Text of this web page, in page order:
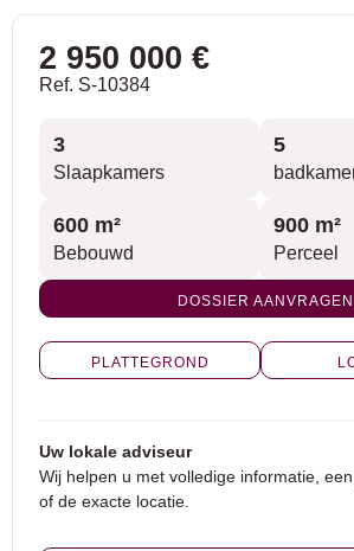
2 950 000 €
Ref. S-10384
3
Slaapkamers
5
600 m²
Bebouwd
900 m²
Perceel
DOSSIER AANVRAGEN
PLATTEGROND
Uw lokale adviseur
Wij helpen u met volledige informatie,
of de exacte locatie.